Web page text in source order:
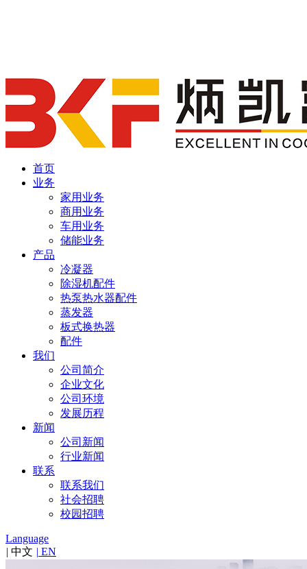
首页
业务
家用业务
商用业务
车用业务
储能业务
产品
冷凝器
除湿机配件
热泵热水器配件
蒸发器
板式换热器
配件
我们
公司简介
企业文化
公司环境
发展历程
新闻
公司新闻
行业新闻
联系
联系我们
社会招聘
校园招聘
Language
| 中文 | EN